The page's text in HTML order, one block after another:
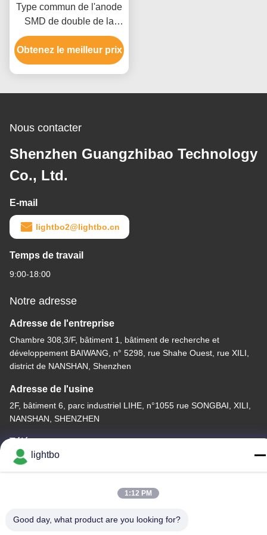
Type commun de l'anode
SMD de double de la
couleur 2 segment du
chiffre 7 affichage à LED
pour Electromobile
Obtenez le meilleur prix
Nous contacter
Shenzhen Guangzhibao Technology
Co., Ltd.
E-mail
lightbo2@lightbo.cn
Temps de travail
9:00-18:00
Notre adresse
Adresse de l'entreprise
Chambre 308,3/F, bâtiment 1, bâtiment de recherche et
développement BAIWANG, n° 5298, rue Shahe Ouest, rue XILI,
district de NANSHAN, Shenzhen
Adresse de l'usine
2F, bâtiment 6, parc industriel LIHE, n°1055 rue SONGBAI, XILI,
NANSHAN, SHENZHEN
Télégramme
86-755-83983496
lightbo
1:12 PM
Good day, what product are you looking for?